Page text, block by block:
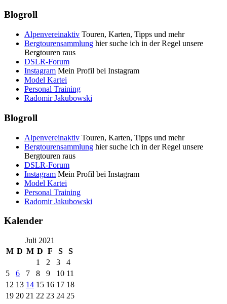
Blogroll
Alpenvereinaktiv Touren, Karten, Tipps und mehr
Bergtourensammlung hier suche ich in der Regel unsere
Bergtouren raus
DSLR-Forum
Instagram Mein Profil bei Instagram
Model Kartei
Personal Training
Radomir Jakubowski
Blogroll
Alpenvereinaktiv Touren, Karten, Tipps und mehr
Bergtourensammlung hier suche ich in der Regel unsere
Bergtouren raus
DSLR-Forum
Instagram Mein Profil bei Instagram
Model Kartei
Personal Training
Radomir Jakubowski
Kalender
Juli 2021
M D M D F S
S
1
2 3
4
5
6 7 8 9 10 11
12 13 14 15 16 17 18
19 20 21 22 23 24 25